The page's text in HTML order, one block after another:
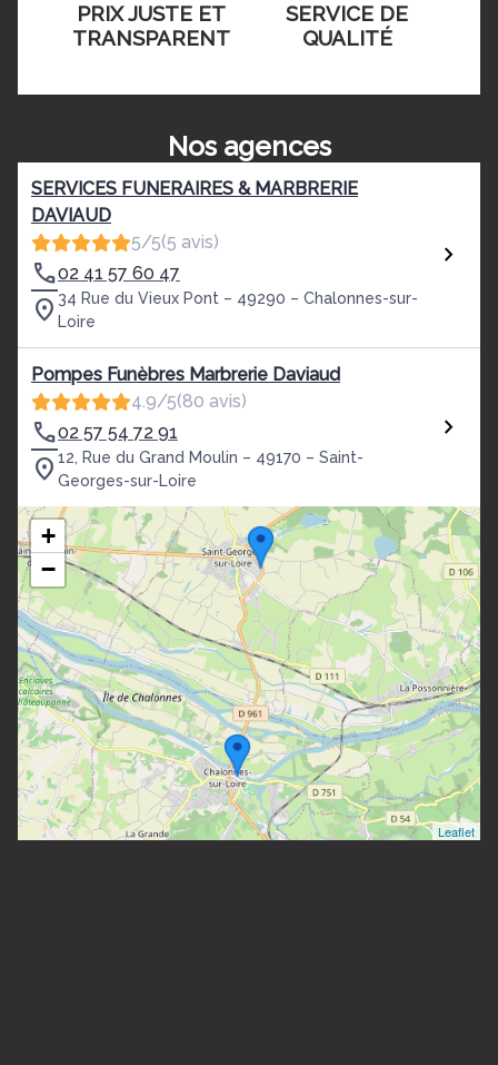
PRIX JUSTE ET
TRANSPARENT
SERVICE DE
QUALITÉ
Nos agences
SERVICES FUNERAIRES & MARBRERIE
DAVIAUD
5/5(5 avis)
02 41 57 60 47
34 Rue du Vieux Pont – 49290 – Chalonnes-sur-
Loire
Pompes Funèbres Marbrerie Daviaud
4.9/5(80 avis)
02 57 54 72 91
12, Rue du Grand Moulin – 49170 – Saint-
Georges-sur-Loire
+
−
Leaflet